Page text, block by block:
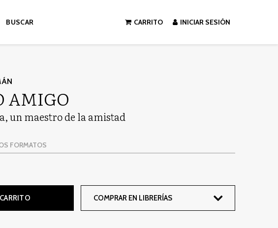
BUSCAR CARRITO INICIAR SESIÓN
AMIGO
un maestro de la amistad
FORMATOS
COMPRAR EN LIBRERÍAS